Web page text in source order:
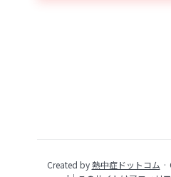
Created by熱中症ドットコム